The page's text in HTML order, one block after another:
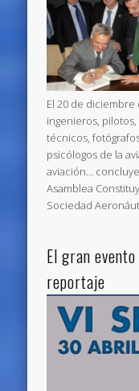
El 20 de
ingenieros,
técnicos,
psicólogos de la
aviación…
Asamblea
Sociedad
El gran
reportaje